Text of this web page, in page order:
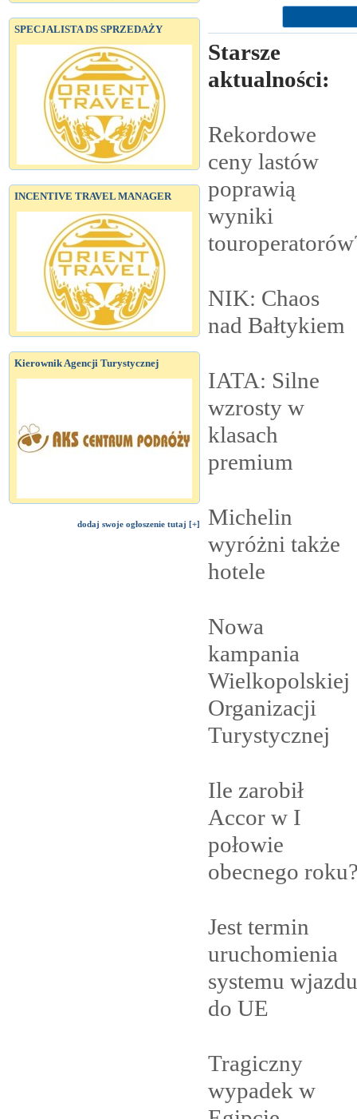
SPECJALISTA DS SPRZEDAŻY
INCENTIVE TRAVEL MANAGER
Kierownik Agencji Turystycznej
dodaj swoje ogłoszenie tutaj [+]
Starsze
aktualności:
Rekordowe
ceny lastów
poprawią
wyniki
NIK: Chaos
nad Bałtykiem
IATA: Silne
wzrosty w
klasach
premium
Michelin
wyróżni także
hotele
Nowa
kampania
Wielkopolskiej
Organizacji
Turystycznej
Ile zarobił
Accor w I
połowie
obecnego
Jest termin
uruchomienia
systemu wjazdu
do UE
Tragiczny
wypadek w